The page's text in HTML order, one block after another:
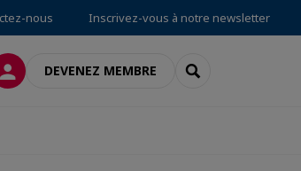
nous Inscrivez-vous à notre newsletter
CONNEXIONDEVENEZ MEMBRE RECHERCHER